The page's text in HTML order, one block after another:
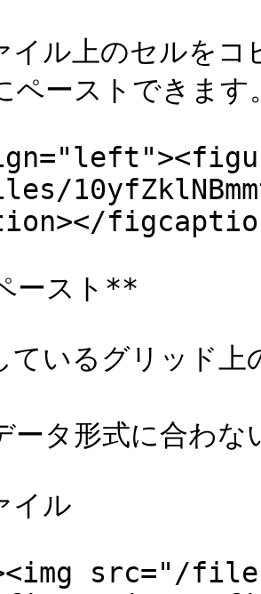
イル上のセルを
ペーストできます
ースト**
ているグリッド
ータ形式に合わ
イル
src="/